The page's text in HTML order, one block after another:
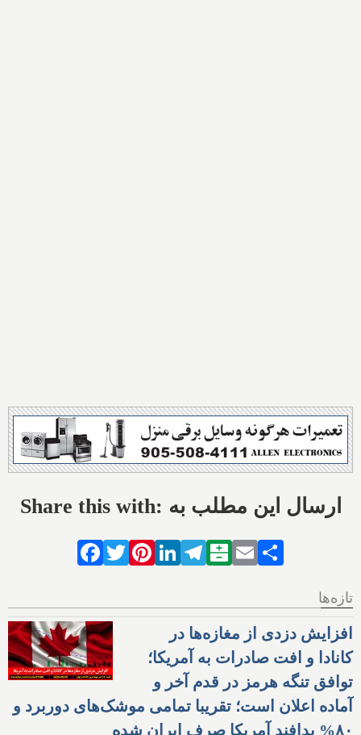
Share this with: ارسال این مطلب به
Facebook
TwitterPinterestLinkedIn
Telegram
Balatarin
Email
تازه‌ها
افزایش دزدی از مغازه‌ها در
کانادا و افت صادرات به آمریکا؛
توافق تنگه هرمز در قدم آخر و
آماده اعلان است؛ تقریبا تمامی موشک‌های دوربرد و
۸۰% پدافند آمریکا صرف ایران شده